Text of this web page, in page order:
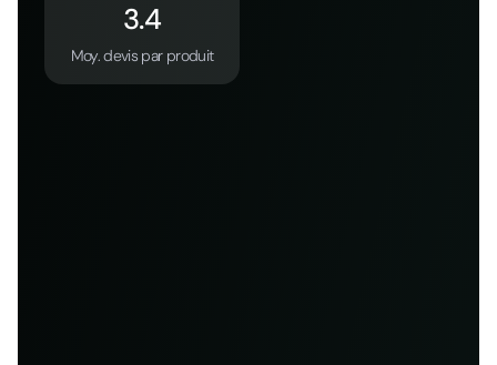
3.4
Moy. devis par produit